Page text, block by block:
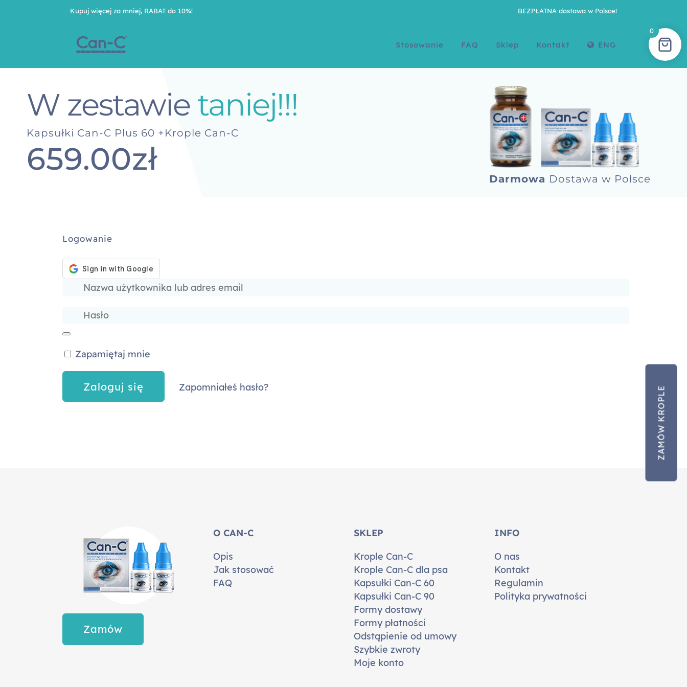
Kupuj więcej za mniej, RABAT do 10%! BEZPŁATNA dostawa w Polsce!
Stosowanie FAQ Sklep Kontakt ENG
ZAMÓW KROPLE
Twoje konto
Kapsułki Can-C Plus 60 +Krople Can-C
Darmowa Dostawa w Polsce
659.00zł
Dokonaj zakupu
W zestawie taniej!!!
Logowanie
Zapamiętaj mnie
Zapomniałeś hasło?
Zamów
O CAN-C
Opis
Jak stosować
FAQ
SKLEP
Krople Can-C
Krople Can-C dla psa
Kapsułki Can-C 60
Kapsułki Can-C 90
Formy dostawy
Formy płatności
Odstąpienie od umowy
Szybkie zwroty
Moje konto
INFO
O nas
Kontakt
Regulamin
Polityka prywatności
0